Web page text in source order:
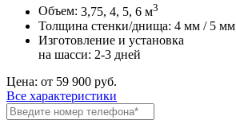
Объем: 3,75, 4, 5, 6 м3
Толщина стенки/днища: 4 мм / 5 мм
Изготовление и установка
на шасси: 2-3 дней
Цена: от 59 900 руб.
Все характеристики